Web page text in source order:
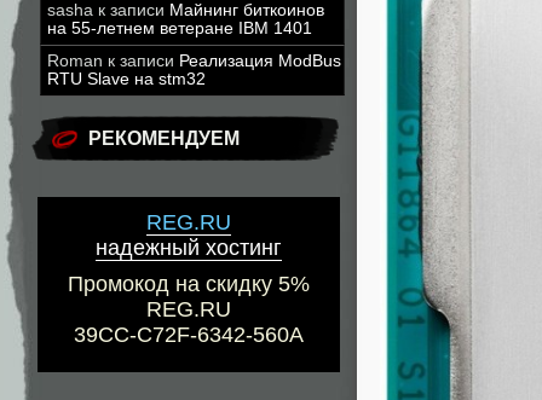
sasha к записи Майнинг биткоинов
на 55-летнем ветеране IBM 1401
Roman к записи Реализация ModBus
RTU Slave на stm32
РЕКОМЕНДУЕМ
REG.RU
надежный хостинг
Промокод на скидку 5%
REG.RU
39CC-C72F-6342-560A